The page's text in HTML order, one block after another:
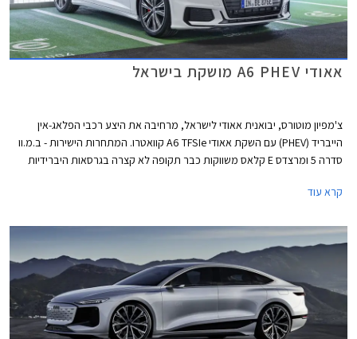
אאודי A6 PHEV מושקת בישראל
צ'מפיון מוטורס, יבואנית אאודי לישראל, מרחיבה את היצע רכבי הפלאג-אין
הייבריד (PHEV) עם השקת אאודי A6 TFSIe קוואטרו. המתחרות הישירות - ב.מ.וו
סדרה 5 ומרצדס E קלאס משווקות כבר תקופה לא קצרה בגרסאות היברידיות
ביחס לגרסאות בנזין מקבילות.
קרא עוד